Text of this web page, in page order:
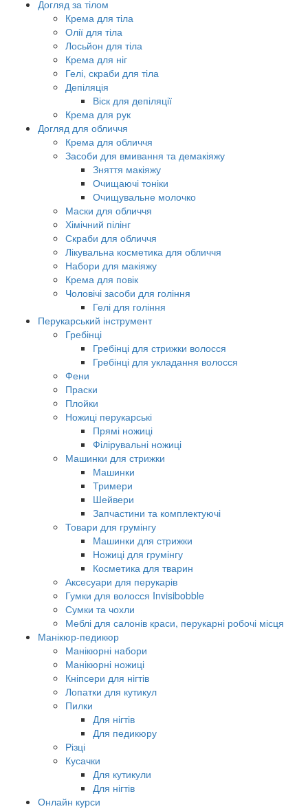
Догляд за тілом
Крема для тіла
Олії для тіла
Лосьйон для тіла
Крема для ніг
Гелі, скраби для тіла
Депіляція
Віск для депіляції
Крема для рук
Догляд для обличчя
Крема для обличчя
Засоби для вмивання та демакіяжу
Зняття макіяжу
Очищаючі тоніки
Очищувальне молочко
Маски для обличчя
Хімічний пілінг
Скраби для обличчя
Лікувальна косметика для обличчя
Набори для макіяжу
Крема для повік
Чоловічі засоби для гоління
Гелі для гоління
Перукарський інструмент
Гребінці
Гребінці для стрижки волосся
Гребінці для укладання волосся
Фени
Праски
Плойки
Ножиці перукарські
Прямі ножиці
Філірувальні ножиці
Машинки для стрижки
Машинки
Тримери
Шейвери
Запчастини та комплектуючі
Товари для грумінгу
Машинки для стрижки
Ножиці для грумінгу
Косметика для тварин
Аксесуари для перукарів
Гумки для волосся Invisibobble
Сумки та чохли
Меблі для салонів краси, перукарні робочі місця
Манікюр-педикюр
Манікюрні набори
Манікюрні ножиці
Кніпсери для нігтів
Лопатки для кутикул
Пилки
Для нігтів
Для педикюру
Різці
Кусачки
Для кутикули
Для нігтів
Онлайн курси